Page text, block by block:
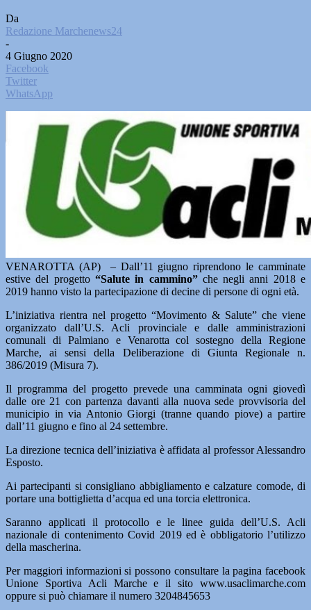
Da
Redazione Marchenews24
-
4 Giugno 2020
Facebook
Twitter
WhatsApp
VENAROTTA (AP) – Dall’11 giugno riprendono le camminate
estive del progetto “Salute in cammino”che negli anni 2018 e
2019 hanno visto la partecipazione di decine di persone di ogni età.
L’iniziativa rientra nel progetto “Movimento & Salute” che viene
organizzato dall’U.S. Acli provinciale e dalle amministrazioni
comunali di Palmiano e Venarotta col sostegno della Regione
Marche, ai sensi della Deliberazione di Giunta Regionale n.
386/2019 (Misura 7).
Il programma del progetto prevede una camminata ogni giovedì
dalle ore 21 con partenza davanti alla nuova sede provvisoria del
municipio in via Antonio Giorgi (tranne quando piove) a partire
dall’11 giugno e fino al 24 settembre.
La direzione tecnica dell’iniziativa è affidata al professor Alessandro
Esposto.
Ai partecipanti si consigliano abbigliamento e calzature comode, di
portare una bottiglietta d’acqua ed una torcia elettronica.
Saranno applicati il protocollo e le linee guida dell’U.S. Acli
nazionale di contenimento Covid 2019 ed è obbligatorio l’utilizzo
della mascherina.
Per maggiori informazioni si possono consultare la pagina facebook
Unione Sportiva Acli Marche e il sito www.usaclimarche.com
oppure si può chiamare il numero 3204845653